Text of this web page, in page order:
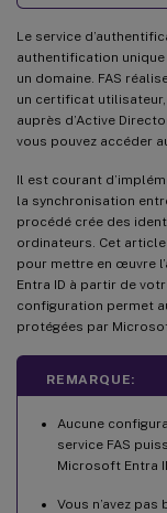
Le service
authentification unique
un domaine. FAS
un certificat
auprès d’Active
vous pouvez accéder
Il est courant
la synchronisation
procédé crée des
ordinateurs. Cet
pour mettre en œuvre
Entra ID à partir de
configuration permet
protégées par
REMARQUE:
Aucune
service FAS
Microsoft Entra
Vous n’avez